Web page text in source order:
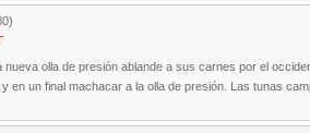
olla de presión ablande a sus carnes por el
en un final machacar a la olla de presión. Las tunas